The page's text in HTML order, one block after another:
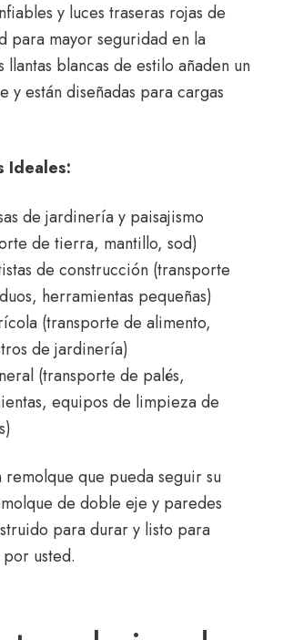
y luces traseras rojas de
para mayor seguridad en la
llantas blancas de estilo añaden un
y están diseñadas para cargas
Ideales:
de jardinería y paisajismo
de tierra, mantillo, sod)
de construcción (transporte
herramientas pequeñas)
(transporte de alimento,
de jardinería)
(transporte de palés,
equipos de limpieza de
remolque que pueda seguir su
de doble eje y paredes
para durar y listo para
usted.